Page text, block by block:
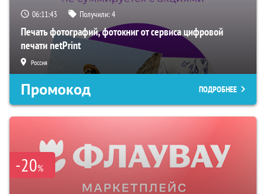
06:11:43 Получили:4
Печать фотографий, фотокниг от сервиса цифровой
печати netPrint
Россия
Промокод ПОДРОБНЕЕ
-20%